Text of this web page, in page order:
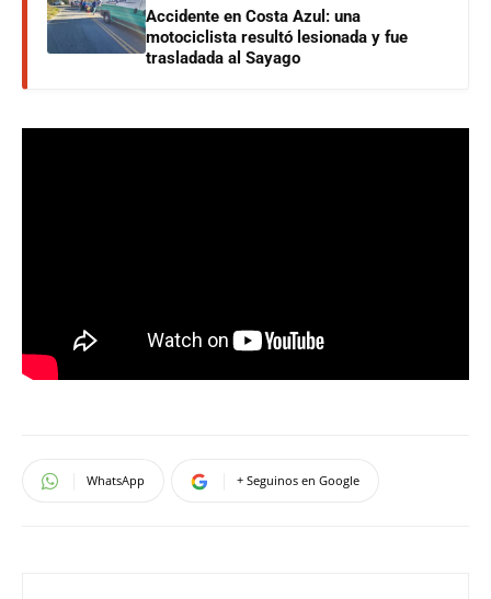
Accidente en Costa Azul: una
motociclista resultó lesionada y fue
trasladada al Sayago
WhatsApp + Seguinos en Google